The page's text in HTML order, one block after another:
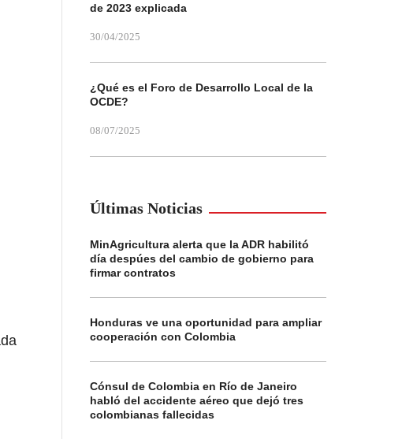
de 2023 explicada
30/04/2025
¿Qué es el Foro de Desarrollo Local de la
OCDE?
08/07/2025
Últimas Noticias
MinAgricultura alerta que la ADR habilitó
día despúes del cambio de gobierno para
firmar contratos
Honduras ve una oportunidad para ampliar
cooperación con Colombia
Cónsul de Colombia en Río de Janeiro
habló del accidente aéreo que dejó tres
colombianas fallecidas